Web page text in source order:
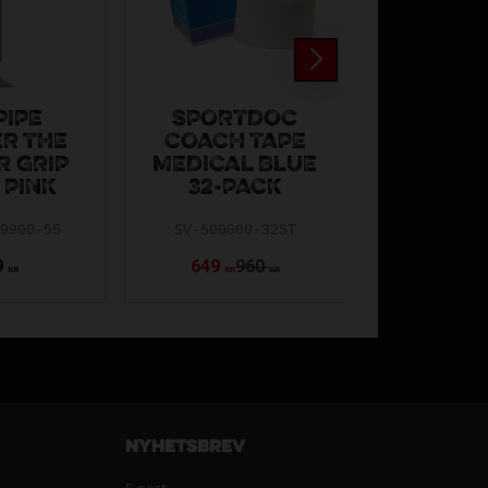
THE
GRIP
KR
SPORTDOC
COACH TAPE
MEDICAL BLUE
32-PACK
649 KR960 KR
Nyhetsbrev